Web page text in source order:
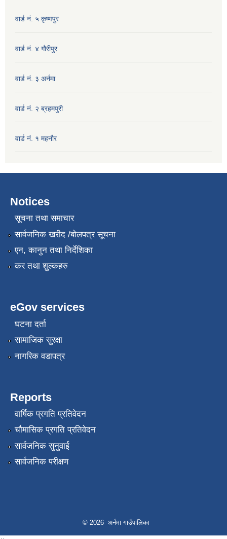
वार्ड नं. ५ कृष्णपुर
वार्ड नं. ४ गाैरीपुर
वार्ड नं. ३ अर्नमा
वार्ड नं. २ ब्रहमपुरी
वार्ड नं. १ महनाैर
Notices
सूचना तथा समाचार
सार्वजनिक खरीद /बोलपत्र सूचना
एन, कानुन तथा निर्देशिका
कर तथा शुल्कहरु
eGov services
घटना दर्ता
सामाजिक सुरक्षा
नागरिक वडापत्र
Reports
वार्षिक प्रगति प्रतिवेदन
चौमासिक प्रगति प्रतिवेदन
सार्वजनिक सुनुवाई
सार्वजनिक परीक्षण
© 2026 अर्नमा गाउँपालिका